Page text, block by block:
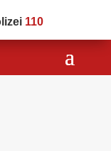
110